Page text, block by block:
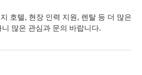
호텔, 현장 인력 지원 , 렌탈등 더 많은
많은 관심과 문의 바랍니다.